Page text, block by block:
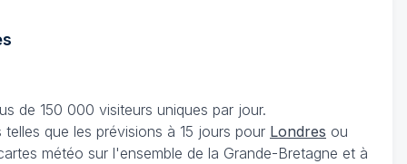
de 150 000 visiteurs uniques par jour.
que les prévisions à 15 jours pour Londres ou
météo sur l'ensemble de la Grande-Bretagne et à